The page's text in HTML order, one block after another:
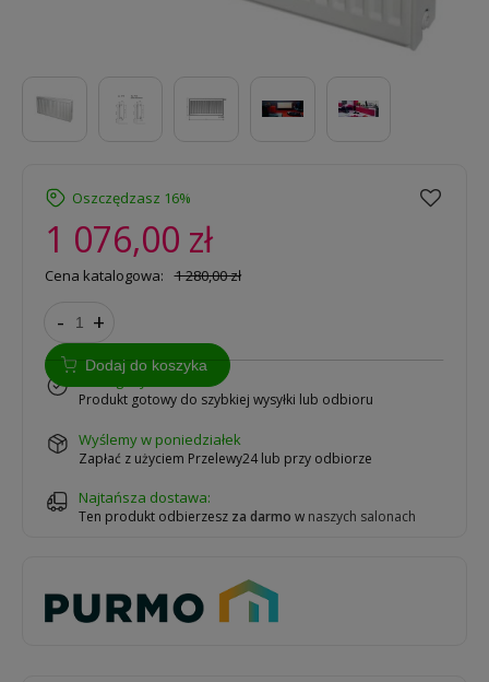
Oszczędzasz 16%
1 076,00 zł
Cena katalogowa: 1 280,00 zł
- +
Dodaj do koszyka
w magazynie
Produkt gotowy do szybkiej wysyłki lub odbioru
wyślemy w poniedziałek
Zapłać z użyciem Przelewy24 lub przy odbiorze
Najtańsza dostawa:
Ten produkt odbierzesz za darmo w naszych salonach